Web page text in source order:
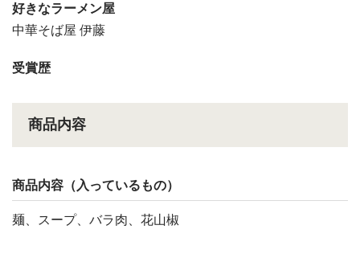
好きなラーメン屋
中華そば屋 伊藤
受賞歴
商品内容
商品内容（入っているもの）
麺、スープ、バラ肉、花山椒